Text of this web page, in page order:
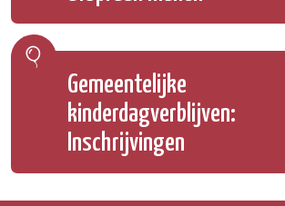
Gemeentelijke
kinderdagverblijven:
Inschrijvingen